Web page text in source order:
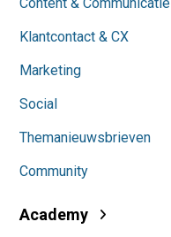
Content & Communicatie
Klantcontact & CX
Marketing
Social
Themanieuwsbrieven
Community
Academy